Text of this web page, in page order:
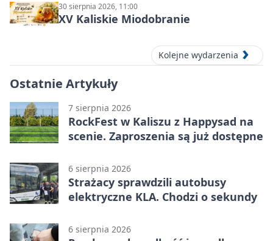
30 sierpnia 2026, 11:00
XV Kaliskie Miodobranie
Kolejne wydarzenia
Ostatnie Artykuły
7 sierpnia 2026
RockFest w Kaliszu z Happysad na
scenie. Zaproszenia są już dostępne
6 sierpnia 2026
Strażacy sprawdzili autobusy
elektryczne KLA. Chodzi o sekundy
6 sierpnia 2026